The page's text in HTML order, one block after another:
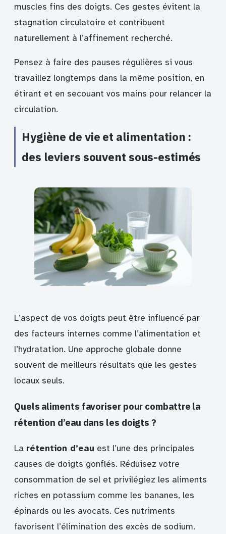
muscles fins des doigts. Ces gestes évitent la
stagnation circulatoire et contribuent
naturellement à l’affinement recherché.
Pensez à faire des pauses régulières si vous
travaillez longtemps dans la même position, en
étirant et en secouant vos mains pour relancer la
circulation.
Hygiène de vie et alimentation :
des leviers souvent sous-estimés
L’aspect de vos doigts peut être influencé par
des facteurs internes comme l’alimentation et
l’hydratation. Une approche globale donne
souvent de meilleurs résultats que les gestes
locaux seuls.
Quels aliments favoriser pour combattre la
rétention d’eau dans les doigts ?
La rétention d’eau est l’une des principales
causes de doigts gonflés. Réduisez votre
consommation de sel et privilégiez les aliments
riches en potassium comme les bananes, les
épinards ou les avocats. Ces nutriments
favorisent l’élimination des excès de sodium.